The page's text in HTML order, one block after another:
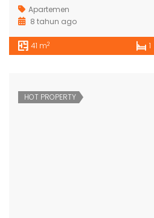
Apartemen
8 tahun ago
41 m2 1
HOT PROPERTY